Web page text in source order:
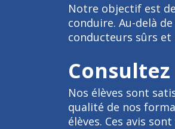
Notre objectif est
conduire. Au-delà
conducteurs sûrs
Nos élèves sont
qualité de nos
élèves. Ces avis